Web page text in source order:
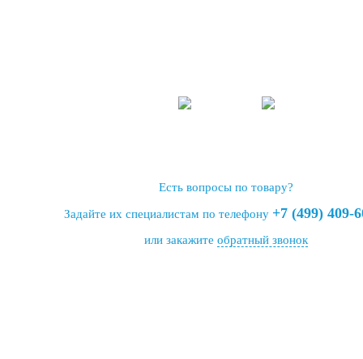
Есть вопросы по товару?
Задайте их специалистам по телефону +7 (499) 409-
или закажите обратный звонок